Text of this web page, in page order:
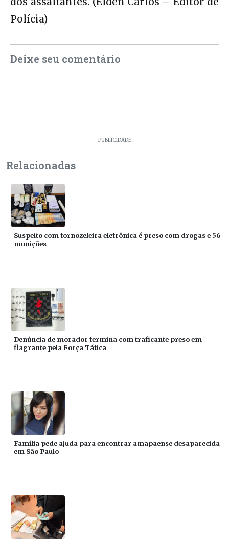
Polícia)
Deixe seu comentário
PUBLICIDADE
Relacionadas
Suspeito com tornozeleira eletrônica é preso com drogas e 56
munições
Denúncia de morador termina com traficante preso em
flagrante pela Força Tática
Família pede ajuda para encontrar amapaense desaparecida
em São Paulo